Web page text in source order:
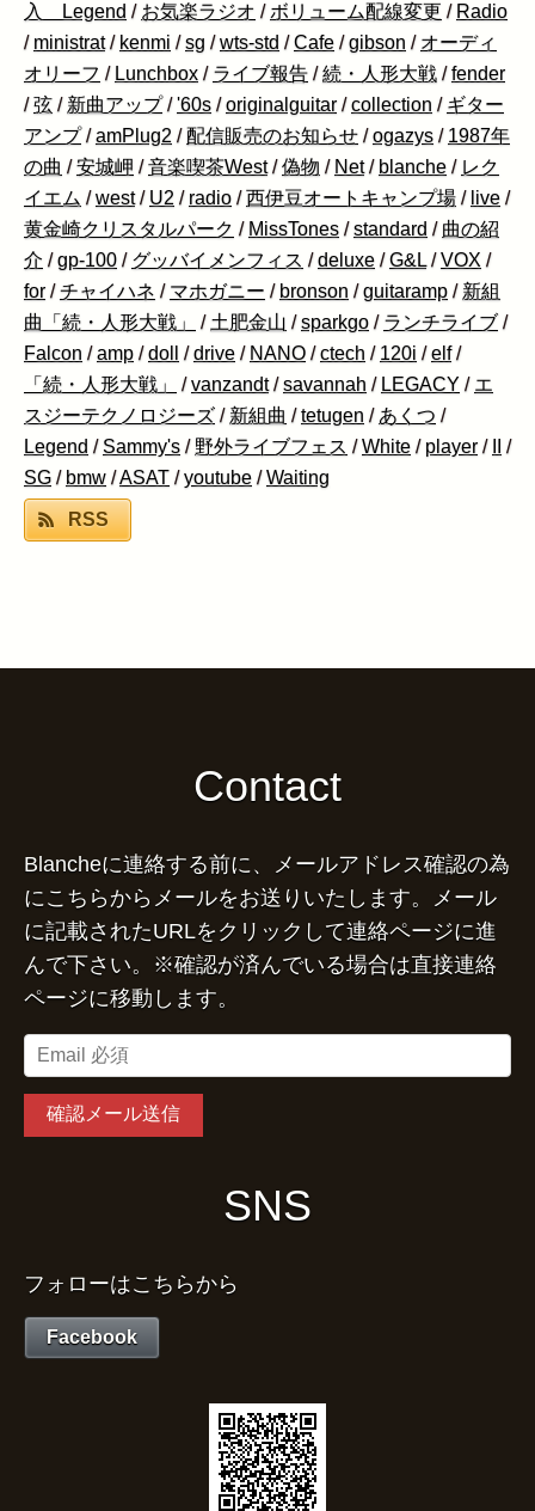
入 Legend / お気楽ラジオ / ボリューム配線変更 / Radio
/ ministrat / kenmi /sg /wts-std /Cafe /gibson / オーディ
オリーフ / Lunchbox / ライブ報告 /続・人形大戦 /fender
/弦 / 新曲アップ /'60s /originalguitar /collection / ギター
アンプ /amPlug2 /配信販売のお知らせ /ogazys / 1987年
の曲 /安城岬 /音楽喫茶West /偽物 / Net / blanche / レク
イエム /west / U2 / radio /西伊豆オートキャンプ場 / live /
黄金崎クリスタルパーク / MissTones /standard / 曲の紹
介 /gp-100 / グッバイメンフィス /deluxe /G&L /VOX /
for /チャイハネ / マホガニー / bronson /guitaramp / 新組
曲「続・人形大戦」
/ 土肥金山 /sparkgo / ランチライブ /
Falcon /amp /doll /drive / NANO /ctech / 120i /elf /
「続・人形大戦」
/vanzandt /savannah / LEGACY / エ
スジーテクノロジーズ / 新組曲 /tetugen / あくつ /
Legend /Sammy's / 野外ライブフェス /White / player /
/
SG / bmw /ASAT /youtube /Waiting
RSS
Contact
Blancheに連絡する前に、メールアドレス確認の為
にこちらからメールをお送りいたします。メール
に記載されたURLをクリックして連絡ページに進
んで下さい。※確認が済んでいる場合は直接連絡
ページに移動します。
SNS
フォローはこちらから
Facebook